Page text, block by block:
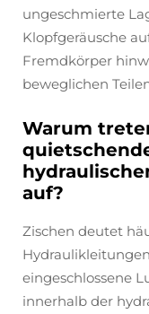
ungeschmierte
Klopfgeräusche
Fremdkörper
beweglichen
Warum
auf?
Zischen deutet
eingeschlossene
innerhalb der